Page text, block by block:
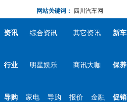
网站关键词： 四川汽车网
资讯 综合资讯 其它资讯 新车
行业 明星娱乐 商讯大咖 保养
导购 家电 导购 报价 金融 促销